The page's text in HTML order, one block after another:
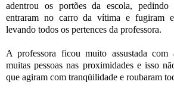
adentrou os portões da escola, pedindo
entraram no carro da vítima e fugiram
levando todos os pertences da professora.
A professora ficou muito assustada com
muitas pessoas nas proximidades e isso
que agiram com tranqüilidade e roubaram